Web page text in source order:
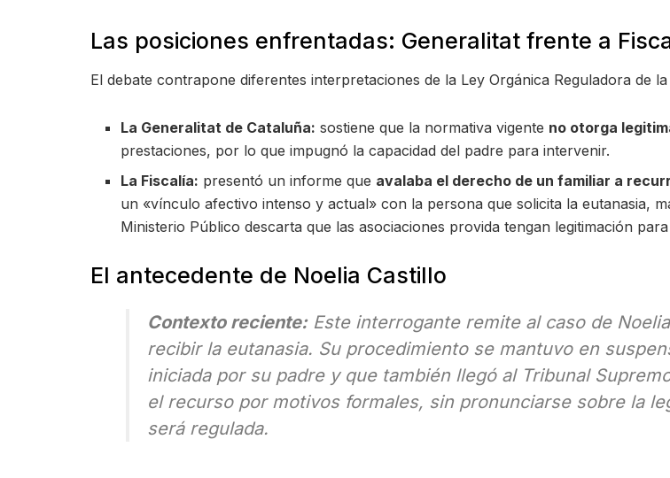
Las posiciones enfrentadas: Generalitat frente a
El debate contrapone diferentes interpretaciones de la Ley Orgánica Reguladora de la
La Generalitat de Cataluña: sostiene que la normativa vigente no otorga
prestaciones, por lo que impugnó la capacidad del padre para intervenir.
La Fiscalía: presentó un informe que avalaba el derecho de un familiar a
un «vínculo afectivo intenso y actual» con la persona que solicita la eutanasia,
Ministerio Público descarta que las asociaciones provida tengan legitimación
El antecedente de Noelia Castillo
Contexto reciente: Este interrogante remite al caso de
recibir la eutanasia. Su procedimiento se mantuvo en
iniciada por su padre y que también llegó al Tribunal
el recurso por motivos formales, sin pronunciarse sobre la
será regulada.